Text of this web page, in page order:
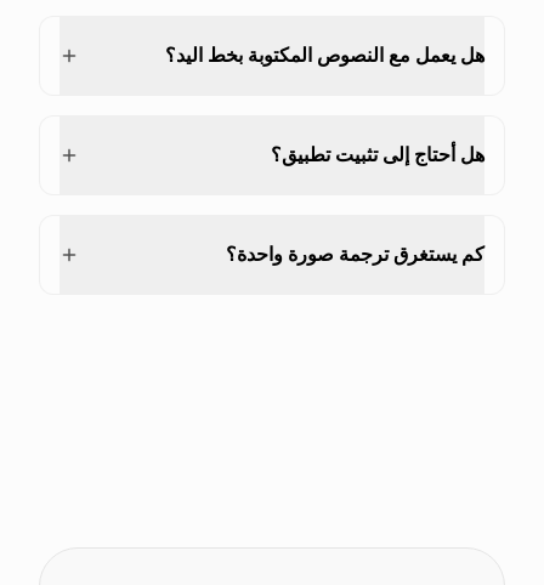
هل يعمل مع النصوص المكتوبة بخط اليد؟
هل أحتاج إلى تثبيت تطبيق؟
كم يستغرق ترجمة صورة واحدة؟